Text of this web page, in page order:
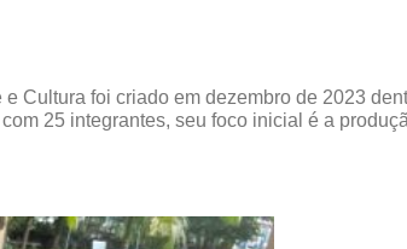
Cultura foi criado em dezembro de 2023
25 integrantes, seu foco inicial é a